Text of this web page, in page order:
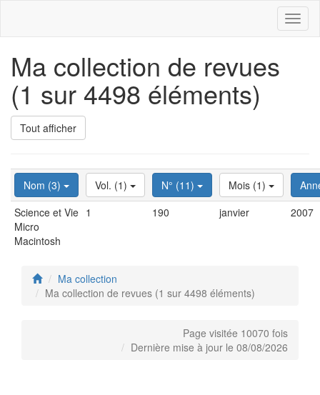
Ma collection de revues
(1 sur 4498 éléments)
Tout afficher
Nom (3) Vol. (1) N° (11) Mois (1)
Science et Vie
Micro
Macintosh
1 190 janvier 2007
Ma collection
Ma collection de revues (1 sur 4498 éléments)
Page visitée 10070 fois
Dernière mise à jour le 08/08/2026